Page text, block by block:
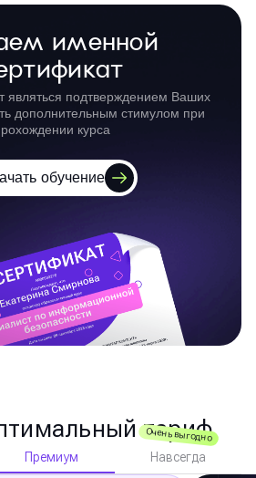
именной
являться подтверждением Ваших
дополнительным стимулом при
курса
обучение
тариф
Очень выгодно
Премиум Навсегда